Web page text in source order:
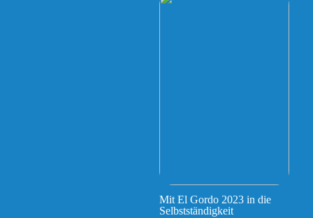
Mit El Gordo 2023 in die
Selbstständigkeit